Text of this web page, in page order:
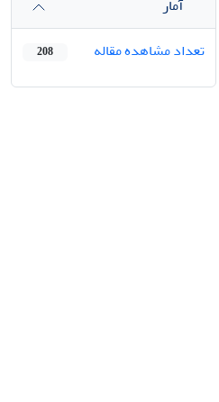
تعداد مشاهده مقاله
208